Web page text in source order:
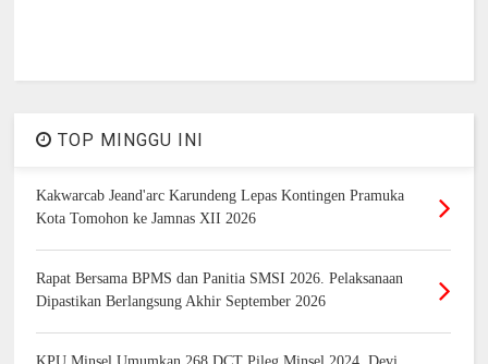
TOP MINGGU INI
Kakwarcab Jeand'arc Karundeng Lepas Kontingen Pramuka
Kota Tomohon ke Jamnas XII 2026
Rapat Bersama BPMS dan Panitia SMSI 2026. Pelaksanaan
Dipastikan Berlangsung Akhir September 2026